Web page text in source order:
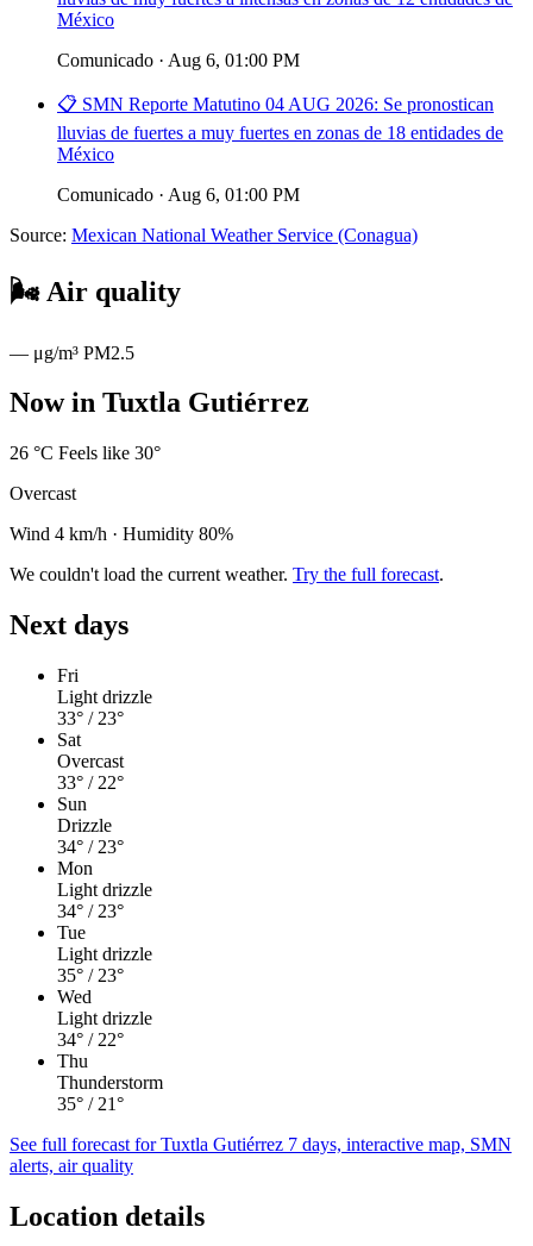
México
Comunicado · Aug 6, 01:00 PM
📋 SMN Reporte Matutino 04 AUG 2026: Se pronostican
lluvias de fuertes a muy fuertes en zonas de 18 entidades de
México
Comunicado · Aug 6, 01:00 PM
Source: Mexican National Weather Service (Conagua)
🌬️ Air quality
— μg/m³ PM2.5
Now in Tuxtla Gutiérrez
26 °C Feels like 30°
Overcast
Wind 4 km/h · Humidity 80%
We couldn't load the current weather. Try the full forecast.
Next days
Fri
Light drizzle
33° / 23°
Sat
Overcast
33° / 22°
Sun
Drizzle
34° / 23°
Mon
Light drizzle
34° / 23°
Tue
Light drizzle
35° / 23°
Wed
Light drizzle
34° / 22°
Thu
Thunderstorm
35° / 21°
See full forecast for Tuxtla Gutiérrez 7 days, interactive map, SMN
alerts, air quality
Location details